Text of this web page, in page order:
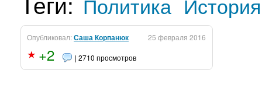
Опубликовал:Саша Корпанюк 25 февраля 2016
+2 | 2710 просмотров